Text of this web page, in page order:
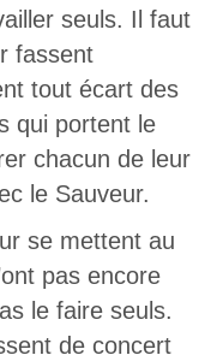
seuls. Il faut
fassent
tout écart des
qui portent le
chacun de leur
le Sauveur.
se mettent au
pas encore
le faire seuls.
de concert